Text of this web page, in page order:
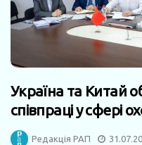
Україна та Китай
співпраці у сфері
Редакція РАП